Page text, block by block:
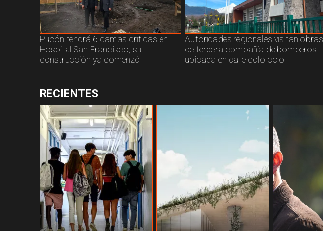
Pucón tendrá 6 camas criticas en
Hospital San Francisco, su
construcción ya comenzó
Autoridades regionales visitan obras
de tercera compañía de bomberos
ubicada en calle colo colo
RECIENTES